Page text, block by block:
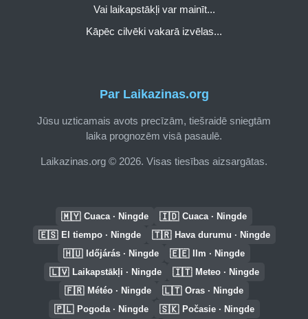
Par Laikazinas.org
Jūsu uzticamais avots precīzām, tiešraidē sniegtām
laika prognozēm visā pasaulē.
Laikazinas.org © 2026. Visas tiesības aizsargātas.
Vai laikapstākļi var mainīt...
Kāpēc cilvēki vakarā izvēlas...
🇲🇾 Cuaca · Ningde 🇮🇩 Cuaca · Ningde
🇪🇸 El tiempo · Ningde 🇹🇷 Hava durumu · Ningde
🇭🇺 Időjárás · Ningde 🇪🇪 Ilm · Ningde
🇱🇻 Laikapstākļi · Ningde 🇮🇹 Meteo · Ningde
🇫🇷 Météo · Ningde 🇱🇹 Oras · Ningde
🇵🇱 Pogoda · Ningde 🇸🇰 Počasie · Ningde